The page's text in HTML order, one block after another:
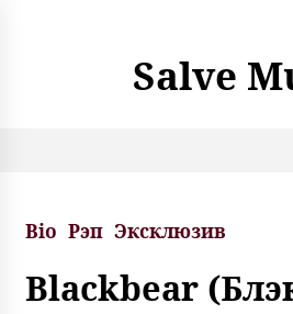
Salve
Bio Рэп Эксклюзив
Blackbear